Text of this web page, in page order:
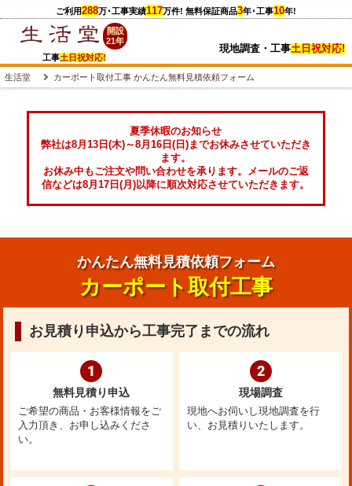
ご利用288万･工事実績117万件! 無料保証商品3年･工事10年!
開設
21年
工事土日祝対応!
現地調査・工事土日祝対応!
生活堂 カーポート取付工事 かんたん無料見積依頼フォーム
夏季休暇のお知らせ
弊社は8月13日(木)～8月16日(日)までお休みさせていただき
ます。
お休み中もご注文や問い合わせを承ります。メールのご返
信などは8月17日(月)以降に順次対応させていただきます。
かんたん無料見積依頼フォーム
カーポート取付工事
お見積り申込から工事完了までの流れ
1
無料見積り申込
ご希望の商品・お客様情報をご
入力頂き、お申し込みくださ
い。
2
現場調査
現地へお伺いし現地調査を行
い、お見積りいたします。